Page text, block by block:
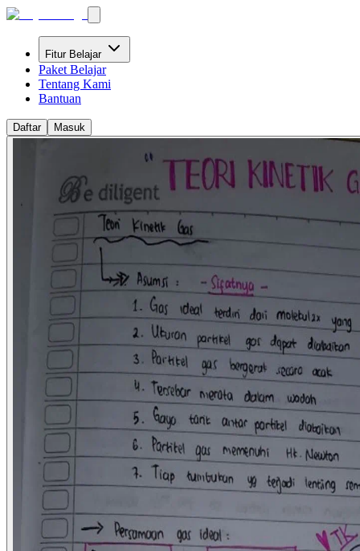
Fitur Belajar
Paket Belajar
Tentang Kami
Bantuan
Daftar Masuk